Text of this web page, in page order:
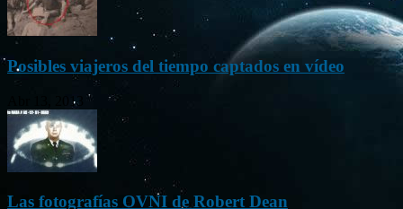
Posibles viajeros del tiempo captados en vídeo
Abr 13, 2013
Las fotografías OVNI de Robert Dean